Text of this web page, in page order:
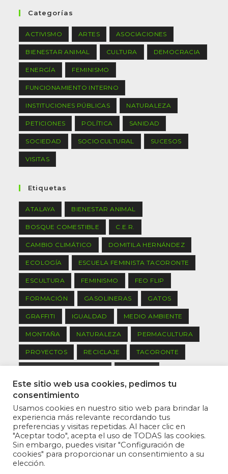
Categorías
ACTIVISMO ARTES ASOCIACIONES
BIENESTAR ANIMAL CULTURA DEMOCRACIA
ENERGÍA FEMINISMO
FUNCIONAMIENTO INTERNO
INSTITUCIONES PÚBLICAS NATURALEZA
PETICIONES POLÍTICA SANIDAD
SOCIEDAD SOCIOCULTURAL SUCESOS
VISITAS
Etiquetas
ATALAYA BIENESTAR ANIMAL
BOSQUE COMESTIBLE C.E.R.
CAMBIO CLIMÁTICO DOMITILA HERNÁNDEZ
ECOLOGÍA ESCUELA FEMINISTA TACORONTE
ESCULTURA FEMINISMO FEO FLIP
FORMACIÓN GASOLINERAS GATOS
GRAFFITI IGUALDAD MEDIO AMBIENTE
MONTAÑA NATURALEZA PERMACULTURA
PROYECTOS RECICLAJE TACORONTE
TRABAJO DE GRUPO
Síguenos
Este sitio web usa cookies, pedimos tu
consentimiento
Usamos cookies en nuestro sitio web para brindar la
experiencia más relevante recordando tus
preferencias y visitas repetidas. Al hacer clic en
"Aceptar todo", acepta el uso de TODAS las cookies.
Sin embargo, puedes visitar "Configuración de
cookies" para proporcionar un consentimiento a su
elección.